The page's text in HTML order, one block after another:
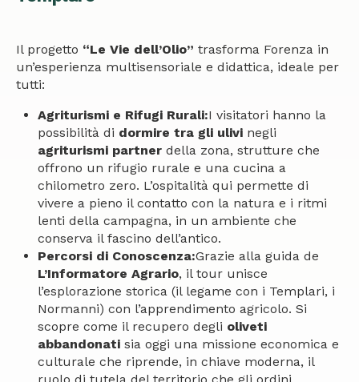
Il progetto “Le Vie dell’Olio” trasforma Forenza in
un’esperienza multisensoriale e didattica, ideale per
tutti:
Agriturismi e Rifugi Rurali:I visitatori hanno la
possibilità di dormire tra gli ulivi negli
agriturismi partner della zona, strutture che
offrono un rifugio rurale e una cucina a
chilometro zero. L’ospitalità qui permette di
vivere a pieno il contatto con la natura e i ritmi
lenti della campagna, in un ambiente che
conserva il fascino dell’antico.
Percorsi di Conoscenza:Grazie alla guida de
L’Informatore Agrario, il tour unisce
l’esplorazione storica (il legame con i Templari, i
Normanni) con l’apprendimento agricolo. Si
scopre come il recupero degli oliveti
abbandonati sia oggi una missione economica e
culturale che riprende, in chiave moderna, il